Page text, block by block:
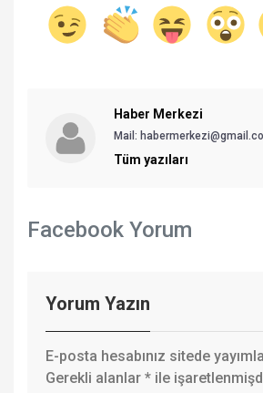
Haber Merkezi
Mail:
Tüm yazıları
Facebook Yorum
Yorum Yazın
E-posta hesabınız sitede
Gerekli alanlar * ile